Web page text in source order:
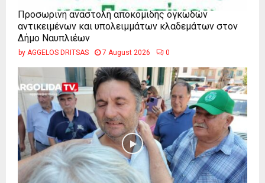
Προσωρινή αναστολή αποκομιδής ογκωδών
αντικειμένων και υπολειμμάτων κλαδεμάτων στον
Δήμο Ναυπλιέων
by AGGELOS DRITSAS 7 August 2026 0